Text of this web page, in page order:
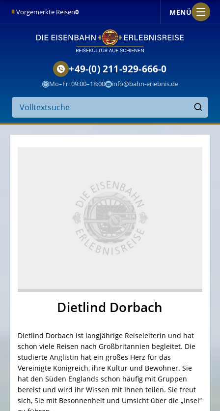
Vorgemerkte Reisen0 MENÜ
Suche
auf
der
Website
Finden
+49-(0) 211-929-666-0
Mo–Fr: 09:00–18:00 info@bahn-erlebnis.de
Dietlind Dorbach
Dietlind Dorbach ist langjährige Reiseleiterin und hat
schon viele Reisen nach Großbritannien begleitet. Die
studierte Anglistin hat ein großes Herz für das
Vereinigte Königreich, ihre Kultur und Bewohner. Sie
hat den Süden Englands schon häufig mit Gruppen
bereist und wird ihr Wissen mit Ihnen teilen. Sie freut
sich, Sie mit Besonnenheit und Umsicht über die „Insel“